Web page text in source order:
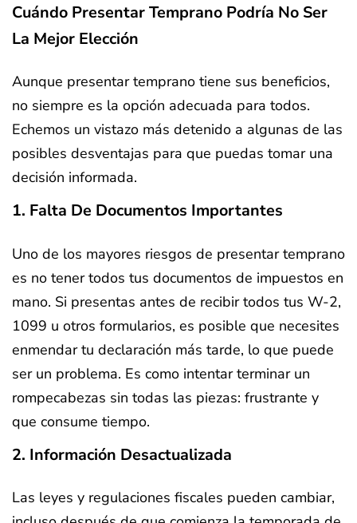
Cuándo Presentar Temprano Podría No Ser
La Mejor Elección
Aunque presentar temprano tiene sus beneficios,
no siempre es la opción adecuada para todos.
Echemos un vistazo más detenido a algunas de las
posibles desventajas para que puedas tomar una
decisión informada.
1. Falta De Documentos Importantes
Uno de los mayores riesgos de presentar temprano
es no tener todos tus documentos de impuestos en
mano. Si presentas antes de recibir todos tus W-2,
1099 u otros formularios, es posible que necesites
enmendar tu declaración más tarde, lo que puede
ser un problema. Es como intentar terminar un
rompecabezas sin todas las piezas: frustrante y
que consume tiempo.
2. Información Desactualizada
Las leyes y regulaciones fiscales pueden cambiar,